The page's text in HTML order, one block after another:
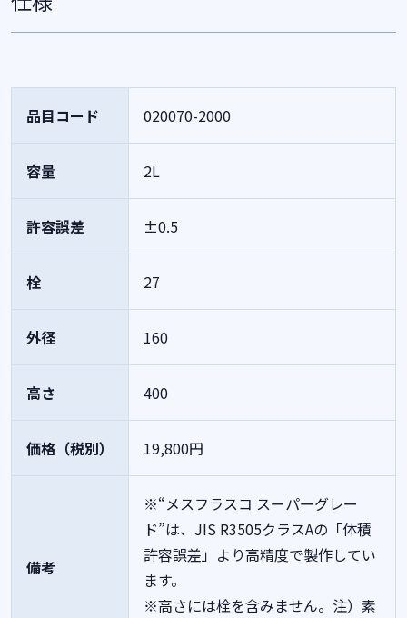
品目コード 020070-2000
容量 2L
許容誤差 ±0.5
栓 27
外径 160
高さ 400
価格（税別） 19,800円
備考
※“メスフラスコ スーパーグレー
ド”は、JIS R3505クラスAの「体積
許容誤差」より高精度で製作してい
ます。
※高さには栓を含みません。注）素